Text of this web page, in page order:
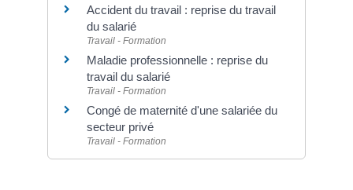
Accident du travail : reprise du travail
du salarié
Travail - Formation
Maladie professionnelle : reprise du
travail du salarié
Travail - Formation
Congé de maternité d'une salariée du
secteur privé
Travail - Formation